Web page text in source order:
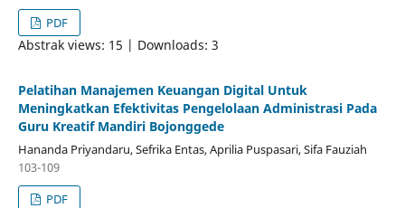
PDF
Abstrak views: 15 | Downloads: 3
Pelatihan Manajemen Keuangan Digital Untuk
Meningkatkan Efektivitas Pengelolaan Administrasi Pada
Guru Kreatif Mandiri Bojonggede
Hananda Priyandaru, Sefrika Entas, Aprilia Puspasari, Sifa Fauziah
103-109
PDF